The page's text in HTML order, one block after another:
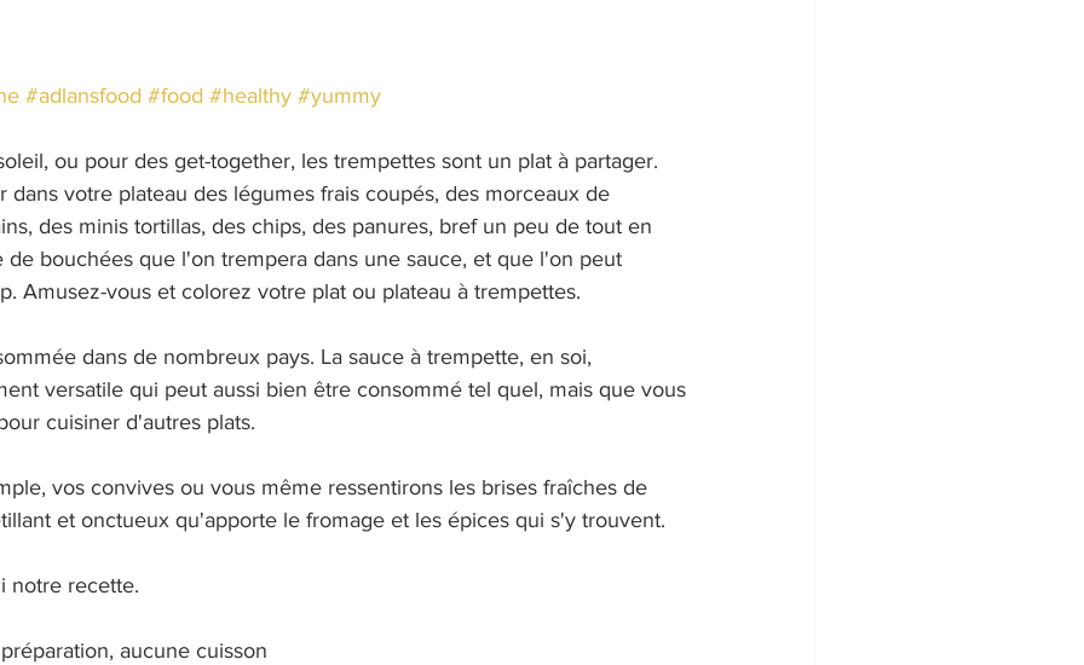
#adlansfood #food #healthy #yummy
ou pour des get-together, les trempettes sont un plat à partager.
dans votre plateau des légumes frais coupés, des morceaux de
des minis tortillas, des chips, des panures, bref un peu de tout en
de bouchées que l'on trempera dans une sauce, et que l'on peut
Amusez-vous et colorez votre plat ou plateau à trempettes.
dans de nombreux pays. La sauce à trempette, en soi,
versatile qui peut aussi bien être consommé tel quel, mais que vous
cuisiner d'autres plats.
vos convives ou vous même ressentirons les brises fraîches de
et onctueux qu'apporte le fromage et les épices qui s'y trouvent.
notre recette.
aucune cuisson